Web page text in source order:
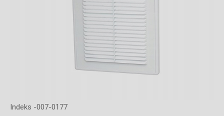
Indeks -007-0177